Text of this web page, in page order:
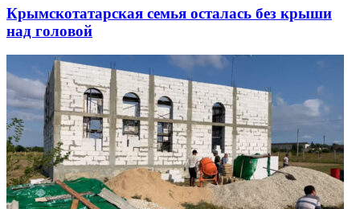
Крымскотатарская семья осталась без крыши
над головой